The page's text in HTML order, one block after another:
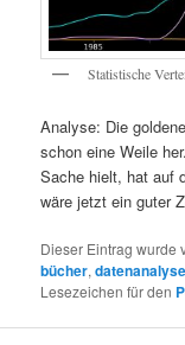
Statistische
Analyse: Die
schon eine Weile
Sache hielt, hat auf
wäre jetzt ein guter
Dieser Eintrag wurde
bücher,datenanalyse
Lesezeichen für den